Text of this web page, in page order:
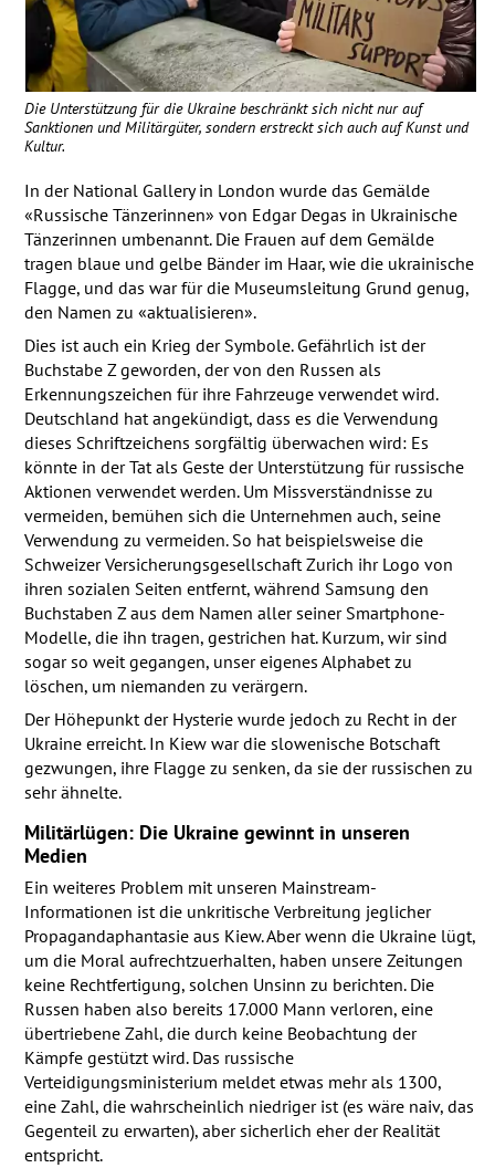
Die Unterstützung für die Ukraine beschränkt sich nicht nur auf
Sanktionen und Militärgüter, sondern erstreckt sich auch auf Kunst und
Kultur.
In der National Gallery in London wurde das Gemälde
«Russische Tänzerinnen» von Edgar Degas in Ukrainische
Tänzerinnen umbenannt. Die Frauen auf dem Gemälde
tragen blaue und gelbe Bänder im Haar, wie die ukrainische
Flagge, und das war für die Museumsleitung Grund genug,
den Namen zu «aktualisieren».
Dies ist auch ein Krieg der Symbole. Gefährlich ist der
Buchstabe Z geworden, der von den Russen als
Erkennungszeichen für ihre Fahrzeuge verwendet wird.
Deutschland hat angekündigt, dass es die Verwendung
dieses Schriftzeichens sorgfältig überwachen wird: Es
könnte in der Tat als Geste der Unterstützung für russische
Aktionen verwendet werden. Um Missverständnisse zu
vermeiden, bemühen sich die Unternehmen auch, seine
Verwendung zu vermeiden. So hat beispielsweise die
Schweizer Versicherungsgesellschaft Zurich ihr Logo von
ihren sozialen Seiten entfernt, während Samsung den
Buchstaben Z aus dem Namen aller seiner Smartphone-
Modelle, die ihn tragen, gestrichen hat. Kurzum, wir sind
sogar so weit gegangen, unser eigenes Alphabet zu
löschen, um niemanden zu verärgern.
Der Höhepunkt der Hysterie wurde jedoch zu Recht in der
Ukraine erreicht. In Kiew war die slowenische Botschaft
gezwungen, ihre Flagge zu senken, da sie der russischen zu
sehr ähnelte.
Militärlügen: Die Ukraine gewinnt in unseren
Medien
Ein weiteres Problem mit unseren Mainstream-
Informationen ist die unkritische Verbreitung jeglicher
Propagandaphantasie aus Kiew. Aber wenn die Ukraine lügt,
um die Moral aufrechtzuerhalten, haben unsere Zeitungen
keine Rechtfertigung, solchen Unsinn zu berichten. Die
Russen haben also bereits 17.000 Mann verloren, eine
übertriebene Zahl, die durch keine Beobachtung der
Kämpfe gestützt wird. Das russische
Verteidigungsministerium meldet etwas mehr als 1300,
eine Zahl, die wahrscheinlich niedriger ist (es wäre naiv, das
Gegenteil zu erwarten), aber sicherlich eher der Realität
entspricht.